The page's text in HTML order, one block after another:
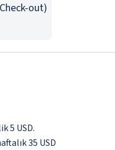
out)
5 USD.
35 USD